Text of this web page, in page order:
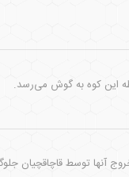
این کوه به گوش می‌رسد.